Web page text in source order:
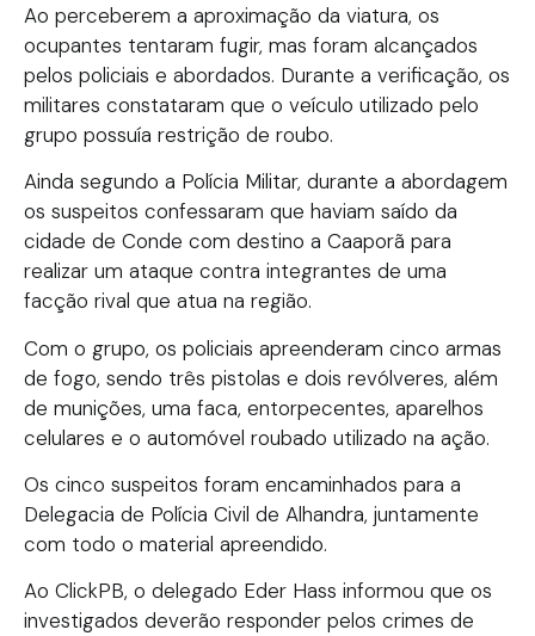
Ao perceberem a aproximação da viatura, os
ocupantes tentaram fugir, mas foram alcançados
pelos policiais e abordados. Durante a verificação, os
militares constataram que o veículo utilizado pelo
grupo possuía restrição de roubo.
Ainda segundo a Polícia Militar, durante a abordagem
os suspeitos confessaram que haviam saído da
cidade de Conde com destino a Caaporã para
realizar um ataque contra integrantes de uma
facção rival que atua na região.
Com o grupo, os policiais apreenderam cinco armas
de fogo, sendo três pistolas e dois revólveres, além
de munições, uma faca, entorpecentes, aparelhos
celulares e o automóvel roubado utilizado na ação.
Os cinco suspeitos foram encaminhados para a
Delegacia de Polícia Civil de Alhandra, juntamente
com todo o material apreendido.
Ao ClickPB, o delegado Eder Hass informou que os
investigados deverão responder pelos crimes de